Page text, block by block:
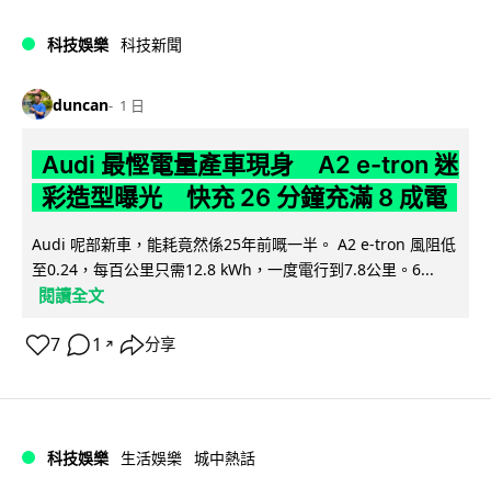
科技娛樂 科技新聞
duncan 1 日
Audi 最慳電量產車現身 A2 e-tron 迷
彩造型曝光 快充 26 分鐘充滿 8 成電
Audi 呢部新車，能耗竟然係25年前嘅一半。 A2 e-tron 風阻低
至0.24，每百公里只需12.8 kWh，一度電行到7.8公里。6...
閱讀全文
7 1 ↗ 分享
科技娛樂 生活娛樂 城中熱話